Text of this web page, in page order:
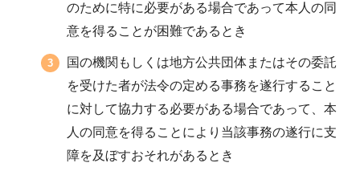
のために特に必要がある場合であって本人の同
意を得ることが困難であるとき
国の機関もしくは地方公共団体またはその委託
を受けた者が法令の定める事務を遂行すること
に対して協力する必要がある場合であって、本
人の同意を得ることにより当該事務の遂行に支
障を及ぼすおそれがあるとき